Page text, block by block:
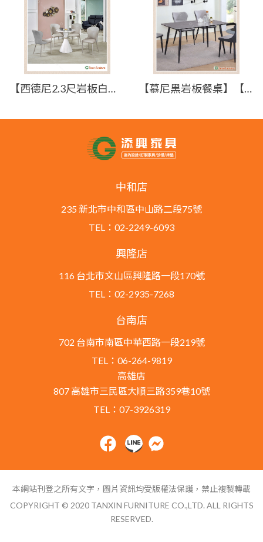
【西德尼2.3尺岩板白色圓桌】【2025-J581-2】【添興家具】 【慕尼黑岩板餐桌】【2023-C507-4】【添興家具】
中和店
235 新北市中和區中山路二段75號
TEL：02-2249-6093
興隆店
116 台北市文山區興隆路一段170號
TEL：02-2935-7268
台南店
702 台南市南區中華西路一段219號
TEL：06-264-9819
高雄店
807 高雄市三民區大順三路359巷10號
TEL：07-3926319
本網站刊登之所有文字，圖片資訊均受版權法保護，禁止複製轉載
COPYRIGHT © 2020 TANXIN FURNITURE CO.,LTD. ALL RIGHTS
RESERVED.